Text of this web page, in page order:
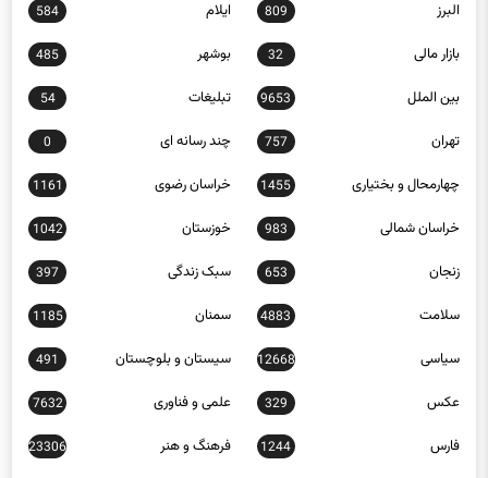
بازار مالی 32 بوشهر 485
بین الملل 9653 تبلیغات 54
تهران 757 چند رسانه ای 0
چهارمحال و بختیاری 1455 خراسان رضوی 1161
خراسان شمالی 983 خوزستان 1042
زنجان 653 سبک زندگی 397
سلامت 4883 سمنان 1185
سیاسی 12668 سیستان و بلوچستان 491
عکس 329 علمی و فناوری 7632
فارس 1244 فرهنگ و هنر 23306
قزوین 770 قم 1033